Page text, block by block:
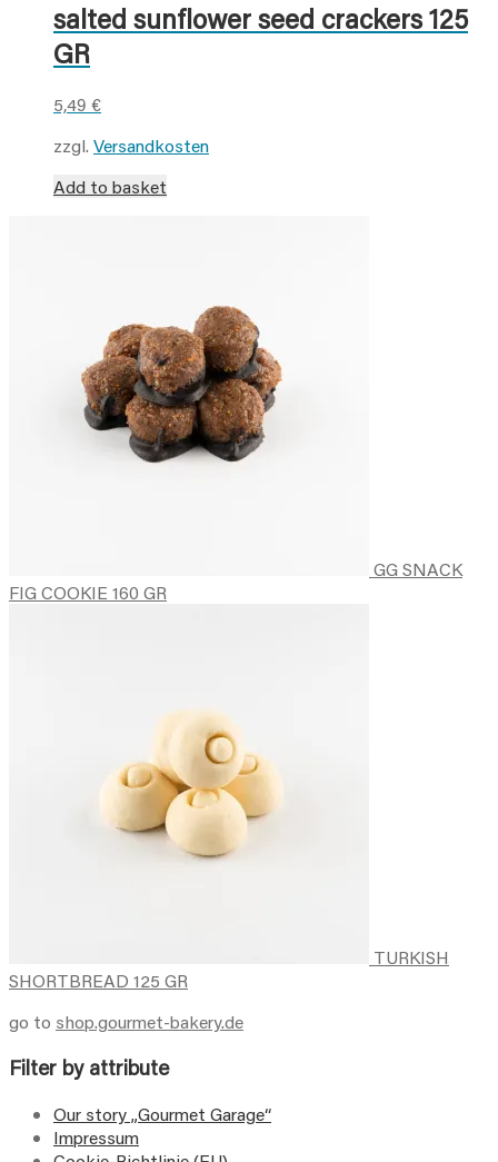
salted sunflower seed crackers 125
GR
5,49 €
zzgl. Versandkosten
Add to basket
GG SNACK
FIG COOKIE 160 GR
TURKISH
SHORTBREAD 125 GR
go to shop.gourmet-bakery.de
Filter by attribute
Our story „Gourmet Garage“
Impressum